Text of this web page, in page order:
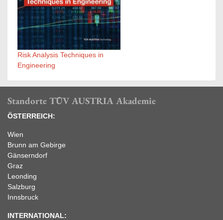
Risk Analysis Techniques in
Engineering
Standorte TÜV AUSTRIA Akademie
ÖSTERREICH:
Wien
Brunn am Gebirge
Gänserndorf
Graz
Leonding
Salzburg
Innsbruck
INTERNATIONAL: